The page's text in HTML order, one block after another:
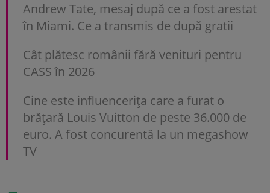
Andrew Tate, mesaj după ce a fost arestat
în Miami. Ce a transmis de după gratii
Cât plătesc românii fără venituri pentru
CASS în 2026
Cine este influencerița care a furat o
brățară Louis Vuitton de peste 36.000 de
euro. A fost concurentă la un megashow
TV